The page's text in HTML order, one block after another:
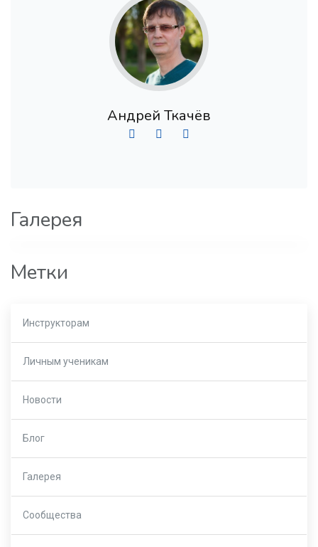
Андрей Ткачёв
Галерея
Метки
Инструкторам
Личным ученикам
Новости
Блог
Галерея
Сообщества